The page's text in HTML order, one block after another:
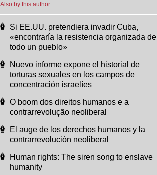
Also by this author
Si EE.UU. pretendiera invadir Cuba,
«encontraría la resistencia organizada de
todo un pueblo»
Nuevo informe expone el historial de
torturas sexuales en los campos de
concentración israelíes
O boom dos direitos humanos e a
contrarrevolução neoliberal
El auge de los derechos humanos y la
contrarrevolución neoliberal
Human rights: The siren song to enslave
humanity